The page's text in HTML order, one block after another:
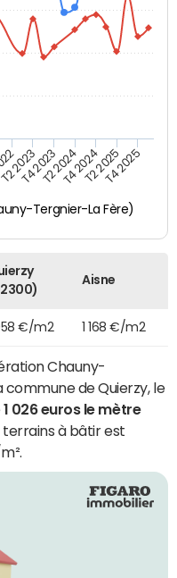
Tergnier-La Fère)
T2 2023T4 2023T2 2024T4 2024T2 2025T4 2025
Aisne
€/m2 1 168 €/m2
Chauny-
de Quierzy, le
1 026 euros le mètre
terrains à bâtir est